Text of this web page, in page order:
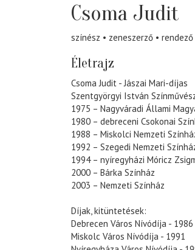
Csoma Judit
színész zeneszerző rendező
Életrajz
Csoma Judit - Jászai Mari-díjas
Szentgyörgyi István
1975 – Nagyváradi Állami
1980 – debreceni Csokonai
1988 – Miskolci Nemzeti
1992 – Szegedi Nemzeti
1994 – nyíregyházi Móricz
2000 – Bárka Színház
2003 – Nemzeti Színház
Díjak, kitüntetések:
Debrecen Város Nívódíja - 1986
Miskolc Város Nívódíja - 1991